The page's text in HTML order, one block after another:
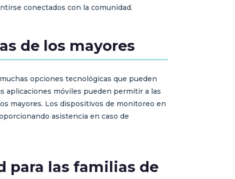
conectados con la comunidad.
de los mayores
opciones tecnológicas que pueden
aplicaciones móviles pueden permitir a las
mayores. Los dispositivos de monitoreo en
asistencia en caso de
para las familias de